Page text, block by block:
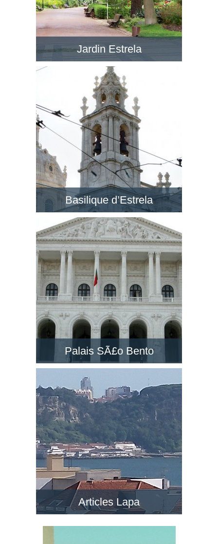
Jardin Estrela
Le Jardim da Estrela en face de la BasÃ­lica da
Estrela est un jardin romantique avec de petits
lacs, dans un style anglais. Visitez ce jardin !
Basilique d’Estrela
Au quartier de Lapa, la Basilique d’Estrela est
un des grands monuments à Lisbonne. Visitez-
la et découvrez le paysage dans son belvédère
!
Palais SÃ£o Bento
Le PalÃ¡cio de SÃ£o Bento est un majestueux
palais néo-classique situé à Lisbonne.
Découvrez le siège du Parlement du Portugal !
Articles Lapa